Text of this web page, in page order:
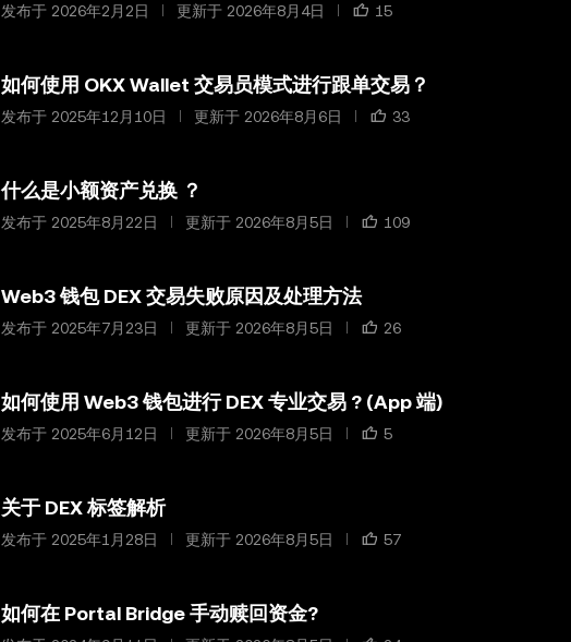
发布于 2026年2月2日 更新于 2026年8月4日 15
如何使用 OKX Wallet 交易员模式进行跟单交易？
发布于 2025年12月10日 更新于 2026年8月6日 33
什么是小额资产兑换 ？
发布于 2025年8月22日 更新于 2026年8月5日 109
Web3 钱包 DEX 交易失败原因及处理方法
发布于 2025年7月23日 更新于 2026年8月5日 26
如何使用 Web3 钱包进行 DEX 专业交易 ? (App 端)
发布于 2025年6月12日 更新于 2026年8月5日 5
关于 DEX 标签解析
发布于 2025年1月28日 更新于 2026年8月5日 57
如何在 Portal Bridge 手动赎回资金?